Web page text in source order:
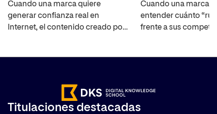
Cuando una marca quiere
generar confianza real en
Internet, el contenido creado por
ayuda a construir credibilidad y
acelera el proceso en la toma de
decisiones de compra. Te
Cuando una marca
entender cuánto
frente a sus
Titulaciones destacadas